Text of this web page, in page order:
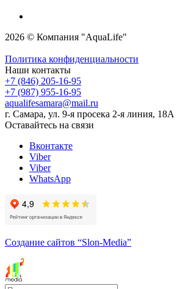
2026 © Компания "AquaLife"
Политика конфиденциальности
Наши контакты
+7 (846) 205-16-95
+7 (987) 955-16-95
aqualifesamara@mail.ru
г. Самара, ул. 9-я просека 2-я линия, 18А
Оставайтесь на связи
Вконтакте
Viber
Viber
WhatsApp
Создание сайтов “Slon-Media”